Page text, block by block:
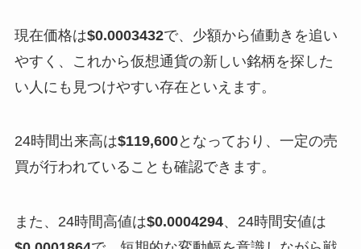
現在価格は$0.0003432で、少額から値動きを追い
やすく、これから仮想通貨の新しい銘柄を探した
い人にも見つけやすい存在といえます。
24時間出来高は$119,600となっており、一定の売
買が行われていることも確認できます。
また、24時間高値は$0.0004294、24時間安値は